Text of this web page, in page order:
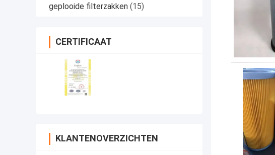
geplooide filterzakken (15)
CERTIFICAAT
KLANTENOVERZICHTEN